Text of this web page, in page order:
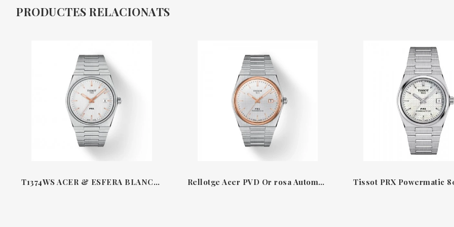
PRODUCTES RELACIONATS
T1374WS ACER & ESFERA BLANCA 40 MM QUARS PRX TISSOT Rellotge Acer PVD Or rosa Automàtic Powermatic 80 PRX Tissot